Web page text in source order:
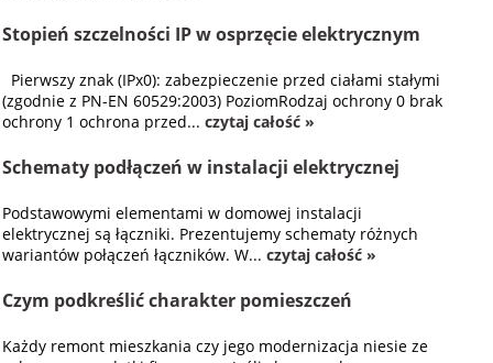
Stopień szczelności IP w osprzęcie elektrycznym
Pierwszy znak (IPx0): zabezpieczenie przed ciałami stałymi
(zgodnie z PN-EN 60529:2003) PoziomRodzaj ochrony 0 brak
ochrony 1 ochrona przed...czytaj całość »
Schematy podłączeń w instalacji elektrycznej
Podstawowymi elementami w domowej instalacji
elektrycznej są łączniki. Prezentujemy schematy różnych
wariantów połączeń łączników. W...czytaj całość »
Czym podkreślić charakter pomieszczeń
Każdy remont mieszkania czy jego modernizacja niesie ze